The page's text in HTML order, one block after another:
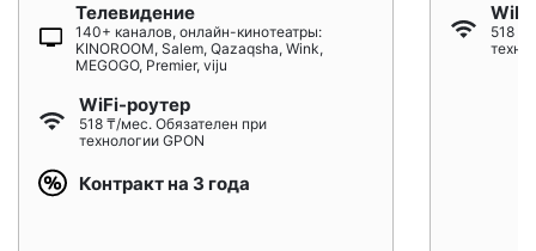
Телевидение
140+ каналов, онлайн-кинотеатры:
KINOROOM, Salem, Qazaqsha, Wink,
MEGOGO, Premier, viju
WiFi-роутер
518 ₸/мес. Обязателен при
технологии GPON
Контракт на 3 года
518